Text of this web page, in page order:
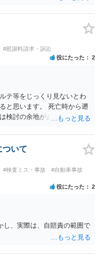
#慰謝料請求・訴訟
役にたった 2
テ等をじっくり見ないとわ
と思います。 死亡時から遡
検討の余地があります。腹
げたのかどうかという因果
病院の手術に問題はなかっ
そんなに転院が必要だった
れにしてもお近くの弁護士
かがでしょうか。 頑張って
ついて
#検査ミス・事故
#自動車事故
役にたった 2
し、実際は、自賠責の範囲で